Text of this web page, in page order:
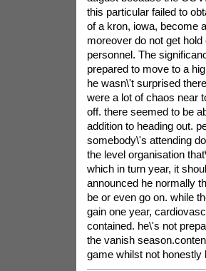
this particular failed to
of a kron, iowa, become
moreover do not get
personnel. The
prepared to move to a
he wasn\'t surprised
were a lot of chaos near
off. there seemed to be
addition to heading out.
somebody\'s attending
the level organisation
which in turn year, it
announced he normally
be or even go on. while
gain one year,
contained. he\'s not
the vanish
game whilst not honestly